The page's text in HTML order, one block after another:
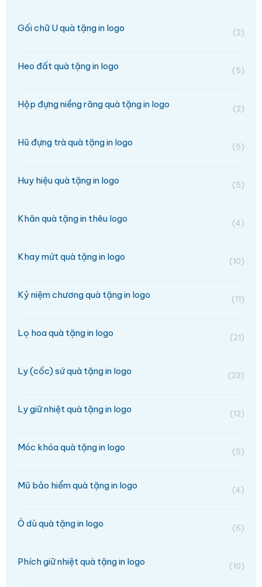
Gối chữ U quà tặng in logo (2)
Heo đất quà tặng in logo (5)
Hộp đựng niềng răng quà tặng in logo (2)
Hũ đựng trà quà tặng in logo (5)
Huy hiệu quà tặng in logo (5)
Khăn quà tặng in thêu logo (4)
Khay mứt quà tặng in logo (10)
Kỷ niệm chương quà tặng in logo (11)
Lọ hoa quà tặng in logo (21)
Ly (cốc) sứ quà tặng in logo (23)
Ly giữ nhiệt quà tặng in logo (12)
Móc khóa quà tặng in logo (5)
Mũ bảo hiểm quà tặng in logo (4)
Ô dù quà tặng in logo (6)
Phích giữ nhiệt quà tặng in logo (10)